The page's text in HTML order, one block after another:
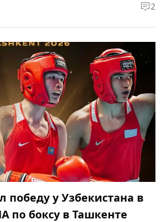
2
победу у Узбекистана в
по боксу в Ташкенте